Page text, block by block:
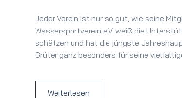
Jeder Verein ist nur so gut, wie seine
Wassersportverein e.V. weiß die
schätzen und hat die jüngste
Grüter ganz besonders für seine
Weiterlesen